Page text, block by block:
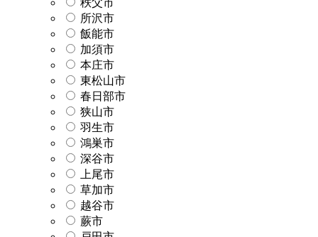
所沢市
飯能市
加須市
本庄市
東松山市
春日部市
狭山市
羽生市
鴻巣市
深谷市
上尾市
草加市
越谷市
蕨市